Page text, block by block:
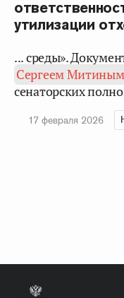
утилизации
... среды».
Сергеем Митиным
сенаторских
17 февраля 2026